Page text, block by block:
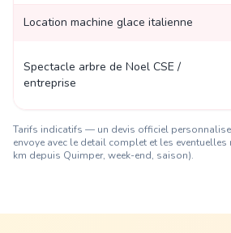
Location machine glace italienne
Spectacle arbre de Noel CSE /
entreprise
Tarifs indicatifs — un devis officiel
envoye avec le detail complet et les
km depuis Quimper, week-end, saison).